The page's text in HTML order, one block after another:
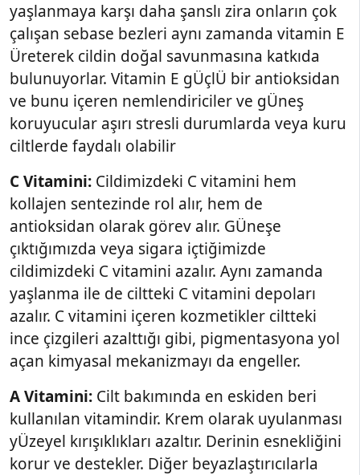
yaşlanmaya karşı daha şanslı zira onların çok
çalışan sebase bezleri aynı zamanda vitamin E
Üreterek cildin doğal savunmasına katkıda
bulunuyorlar. Vitamin E gÜçlÜ bir antioksidan
ve bunu içeren nemlendiriciler ve gÜneş
koruyucular aşırı stresli durumlarda veya kuru
ciltlerde faydalı olabilir
C Vitamini: Cildimizdeki C vitamini hem
kollajen sentezinde rol alır, hem de
antioksidan olarak görev alır. GÜneşe
çıktığımızda veya sigara içtiğimizde
cildimizdeki C vitamini azalır. Aynı zamanda
yaşlanma ile de ciltteki C vitamini depoları
azalır. C vitamini içeren kozmetikler ciltteki
ince çizgileri azalttığı gibi, pigmentasyona yol
açan kimyasal mekanizmayı da engeller.
A Vitamini: Cilt bakımında en eskiden beri
kullanılan vitamindir. Krem olarak uyulanması
yÜzeyel kırışıklıkları azaltır. Derinin esnekliğini
korur ve destekler. Diğer beyazlaştırıcılarla